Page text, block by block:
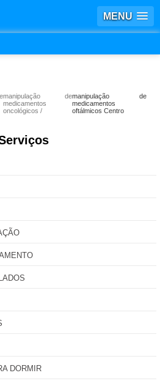
MENU
manipulação de
medicamentos
oncológicos
manipulação de
medicamentos
oftálmicos Centro
DORMIR